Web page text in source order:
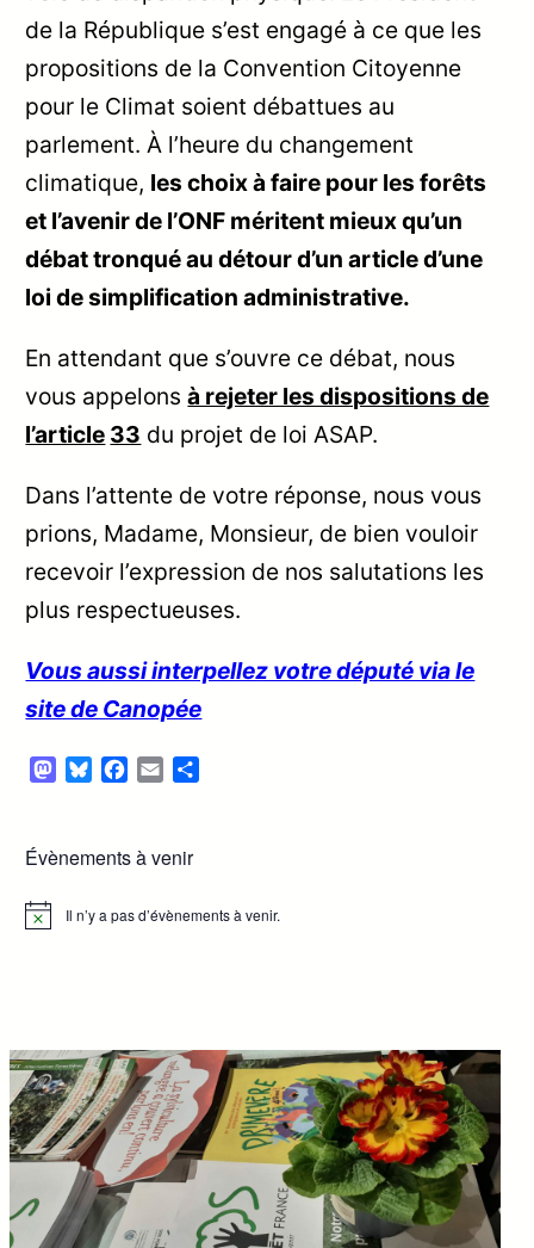
de la République s’est engagé à ce que les
propositions de la Convention Citoyenne
pour le Climat soient débattues au
parlement. À l’heure du changement
climatique, les choix à faire pour les forêts
et l’avenir de l’ONF méritent mieux qu’un
débat tronqué au détour d’un article d’une
loi de simplification administrative.
En attendant que s’ouvre ce débat, nous
vous appelonsà rejeter les dispositions de
l’article 33 du projet de loi ASAP.
Dans l’attente de votre réponse, nous vous
prions, Madame, Monsieur, de bien vouloir
recevoir l’expression de nos salutations les
plus respectueuses.
Vous aussi interpellez votre député via le
site de Canopée
Mastodon
BlueskyFacebook
Email
Évènements à venir
Notice Il n’y a pas d’évènements à venir.